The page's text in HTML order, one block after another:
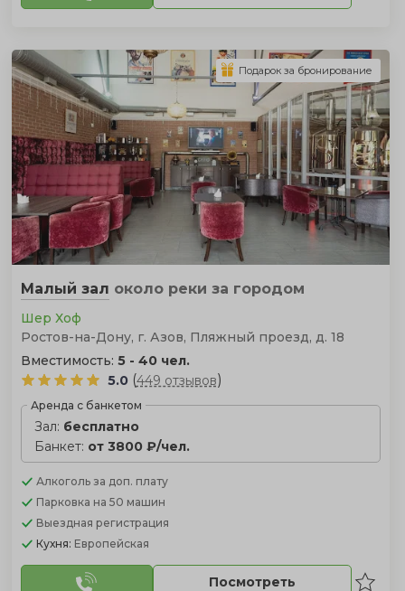
Малый зал около реки за городом
Шер Хоф
Ростов-на-Дону, г. Азов, Пляжный проезд, д. 18
Вместимость: 5 - 40 чел.
5.0 (449 отзывов)
Аренда с банкетом
Зал: бесплатно
Банкет: от 3800 ₽/чел.
Алкоголь за доп. плату
Парковка на 50 машин
Выездная регистрация
Кухня: Европейская
Посмотреть
Подарок за бронирование